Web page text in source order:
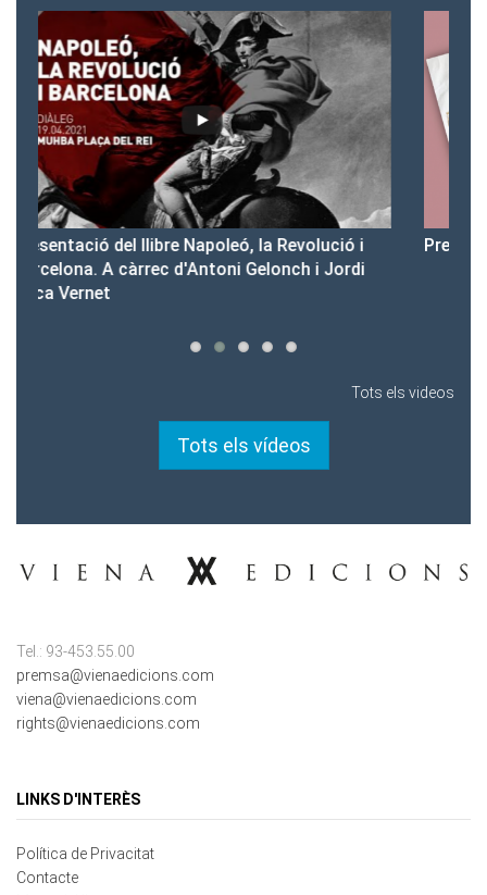
Presentació del Club Victòria
viena@vienaedicions.com
rights@vienaedicions.com
Política de Privacitat
Mapa del lloc
Cookies